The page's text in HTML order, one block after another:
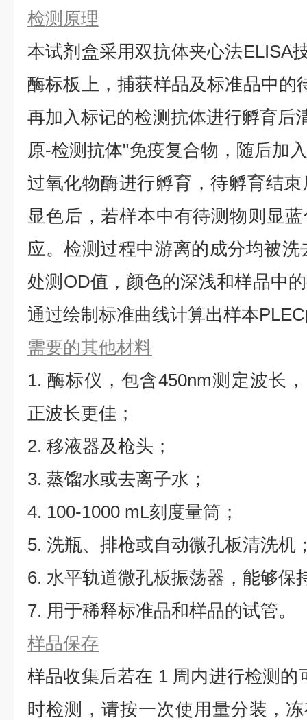
检测原理
本试剂盒采用双抗体夹心法ELISA
酶标板上，捕获样品及标准品中的
再加入标记的检测抗体进行孵育后
原-检测抗体"免疫复合物，随后加
过氧化物酶进行孵育，待孵育结
显色后，若样本中有待测物则显
应。检测过程中游离的成分均被
处测OD值，颜色的深浅和样品中
通过绘制标准曲线计算出样本
需要的其他材料
1. 酶标仪，包含450nm测定波长
正波长更佳；
2. 移液器及枪头；
3. 蒸馏水或去离子水；
4. 100-1000 mL刻度量筒；
5. 洗瓶、排枪或自动微孔板清洗机
6. 水平轨道微孔板振荡器，能够保
7. 用于稀释标准品和样品的试管。
样品保存
样品收集后若在 1 周内进行检测
时检测，请按一次使用量分装，